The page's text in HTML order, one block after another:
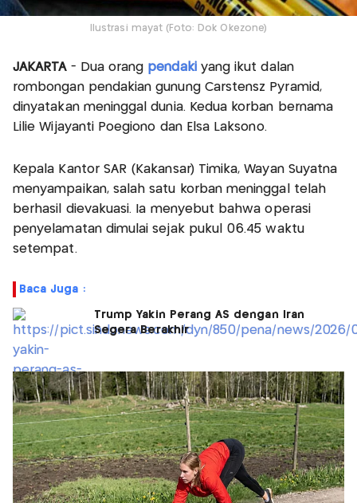
Ilustrasi mayat (Foto: Dok Okezone)
JAKARTA - Dua orang pendakiyang ikut dalan
rombongan pendakian gunung Carstensz Pyramid,
dinyatakan meninggal dunia. Kedua korban bernama
Lilie Wijayanti Poegiono dan Elsa Laksono.
Kepala Kantor SAR (Kakansar) Timika, Wayan Suyatna
menyampaikan, salah satu korban meninggal telah
berhasil dievakuasi. Ia menyebut bahwa operasi
penyelamatan dimulai sejak pukul 06.45 waktu
setempat.
Baca Juga :
Trump Yakin Perang AS dengan Iran
Segera Berakhir